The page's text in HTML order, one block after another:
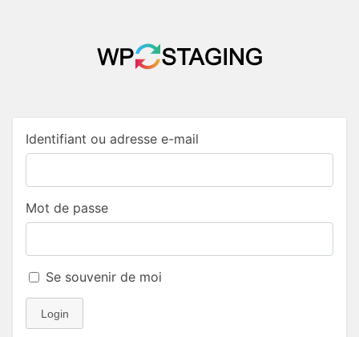
Identifiant ou adresse e-mail
Mot de passe
Se souvenir de moi
Login